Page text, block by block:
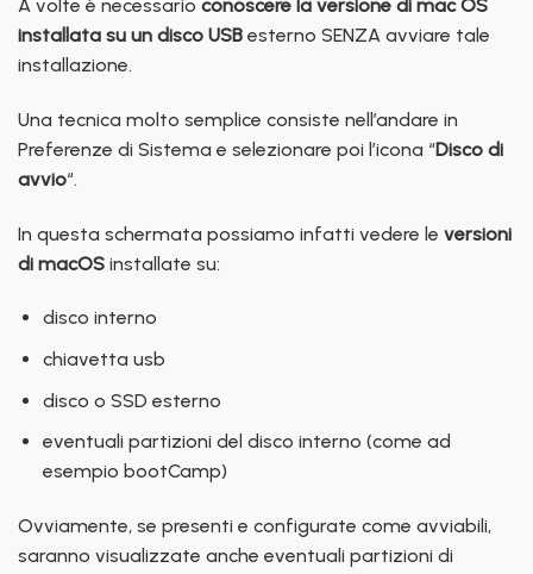
A volte è necessario conoscere la versione di mac OS
installata su un disco USB esterno SENZA avviare tale
installazione.
Una tecnica molto semplice consiste nell’andare in
Preferenze di Sistema e selezionare poi l’icona “Disco di
avvio“.
In questa schermata possiamo infatti vedere le versioni
di macOS installate su:
disco interno
chiavetta usb
disco o SSD esterno
eventuali partizioni del disco interno (come ad
esempio bootCamp)
Ovviamente, se presenti e configurate come avviabili,
saranno visualizzate anche eventuali partizioni di